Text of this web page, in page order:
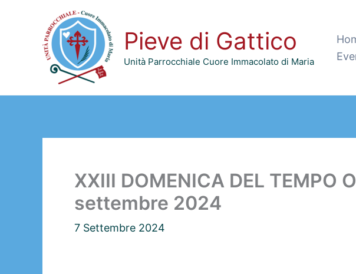
contenuto
Pieve di Gattico
Unità Parrocchiale Cuore Immacolato di Maria
XXIII DOMENICA DEL TEMPO
settembre 2024
7 Settembre 2024